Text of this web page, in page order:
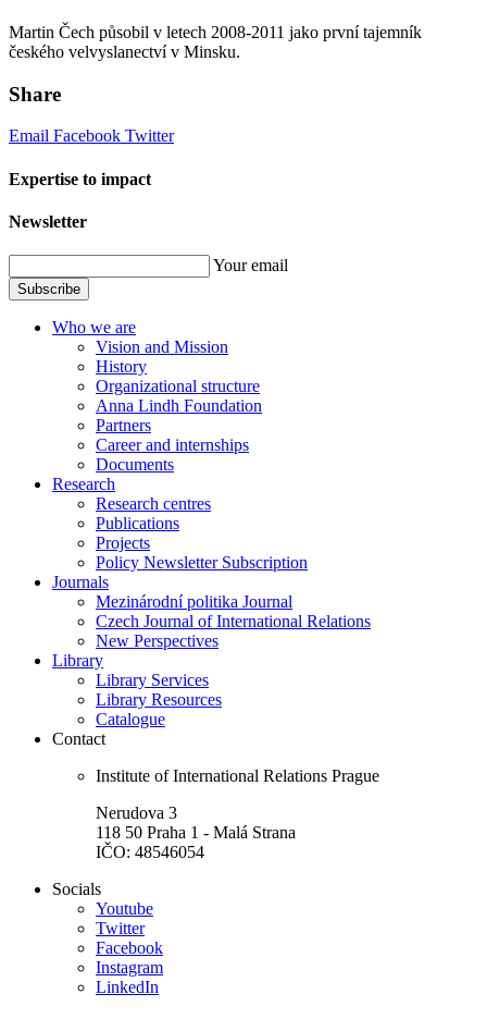
Martin Čech působil v letech 2008-2011 jako první tajemník
českého velvyslanectví v Minsku.
Share
Email Facebook Twitter
Expertise to impact
Newsletter
Your email
Subscribe
Who we are
Vision and Mission
History
Organizational structure
Anna Lindh Foundation
Partners
Career and internships
Documents
Research
Research centres
Publications
Projects
Policy Newsletter Subscription
Journals
Mezinárodní politika Journal
Czech Journal of International Relations
New Perspectives
Library
Library Services
Library Resources
Catalogue
Contact
Institute of International Relations Prague
Nerudova 3
118 50 Praha 1 - Malá Strana
IČO: 48546054
Socials
Youtube
Twitter
Facebook
Instagram
LinkedIn